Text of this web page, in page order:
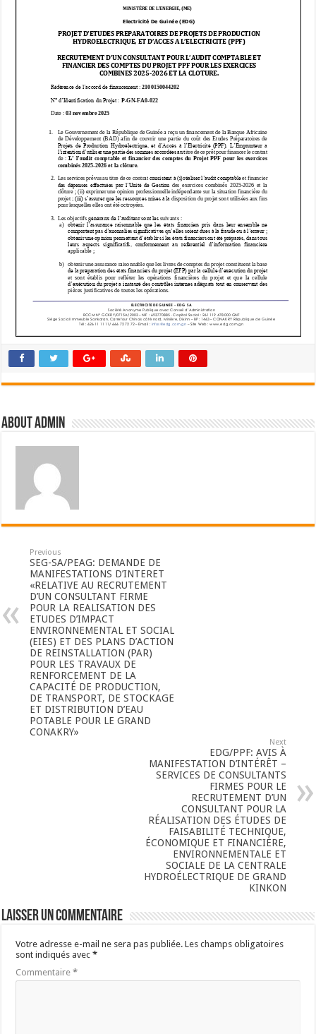
About admin
Previous
SEG-SA/PEAG: DEMANDE DE
MANIFESTATIONS D’INTERET
«RELATIVE AU RECRUTEMENT
D’UN CONSULTANT FIRME
POUR LA REALISATION DES
ETUDES D’IMPACT
ENVIRONNEMENTAL ET SOCIAL
(EIES) ET DES PLANS D’ACTION
DE REINSTALLATION (PAR)
POUR LES TRAVAUX DE
RENFORCEMENT DE LA
CAPACITÉ DE PRODUCTION,
DE TRANSPORT, DE STOCKAGE
ET DISTRIBUTION D’EAU
POTABLE POUR LE GRAND
CONAKRY»
Next
EDG/PPF: AVIS À
MANIFESTATION D’INTÉRÊT –
SERVICES DE CONSULTANTS
FIRMES POUR LE
RECRUTEMENT D’UN
CONSULTANT POUR LA
RÉALISATION DES ÉTUDES DE
FAISABILITÉ TECHNIQUE,
ÉCONOMIQUE ET FINANCIÈRE,
ENVIRONNEMENTALE ET
SOCIALE DE LA CENTRALE
HYDROÉLECTRIQUE DE GRAND
KINKON
Laisser un commentaire
Votre adresse e-mail ne sera pas publiée. Les champs obligatoires
sont indiqués avec*
Commentaire*